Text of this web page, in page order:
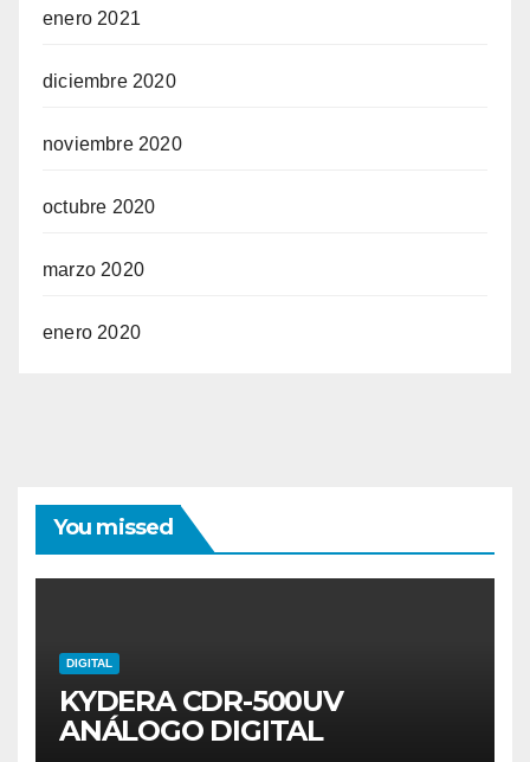
enero 2021
diciembre 2020
noviembre 2020
octubre 2020
marzo 2020
enero 2020
You missed
DIGITAL
KYDERA CDR-500UV
ANÁLOGO DIGITAL